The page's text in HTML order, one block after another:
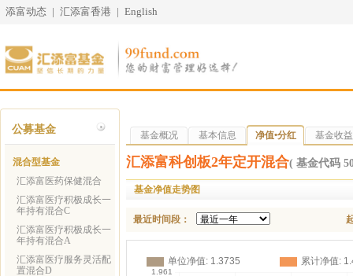
添富动态 | 汇添富香港 | English
公募基金
混合型基金
汇添富医药保健混合
汇添富医疗积极成长一
年持有混合C
汇添富医疗积极成长一
年持有混合A
汇添富医疗服务灵活配
置混合D
基金概况 基本信息 净值•分红 基金收益
汇添富科创板2年定开混合( 基金代码
基金净值走势图
最近时间段：